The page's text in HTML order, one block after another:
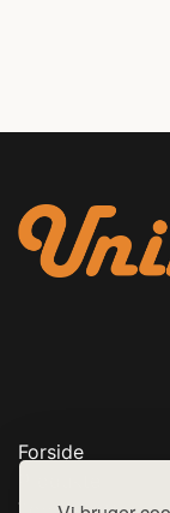
Forside